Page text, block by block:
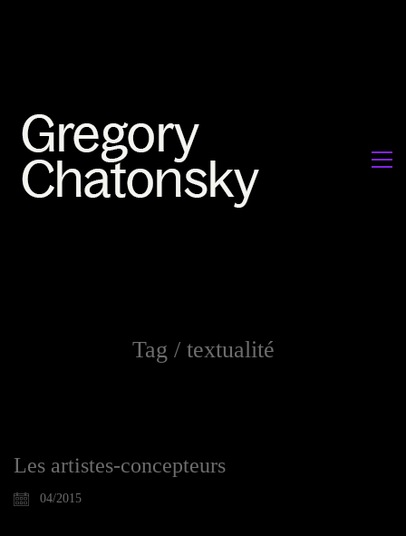
Tag / textualité
Les artistes-concepteurs
04/2015